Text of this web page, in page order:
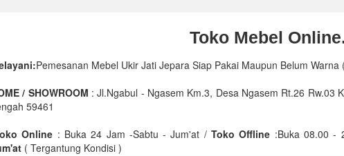
Toko Mebel
Pemesanan Mebel Ukir Jati Jepara Siap Pakai Maupun Belum Warna
/ SHOWROOM : Jl.Ngabul - Ngasem Km.3, Desa Ngasem Rt.26 Rw.03
59461
Online : Buka 24 Jam -Sabtu - Jum'at /Toko Offline :Buka 08.00 -
( Tergantung Kondisi )